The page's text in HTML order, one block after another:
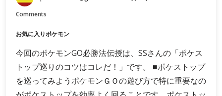
Comments
お気に入りポケモン
今回のポケモンGO必勝法伝授は、SSさんの「ポケス
トップ巡りのコツはコレだ！」です。 ■ポケストップ
を巡ってみようポケモンＧＯの遊び方で特に重要なの